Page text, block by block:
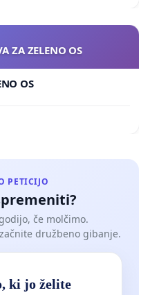
ZA ZELENO OS
OS
PETICIJO
če molčimo.
družbeno gibanje.
ki jo želite